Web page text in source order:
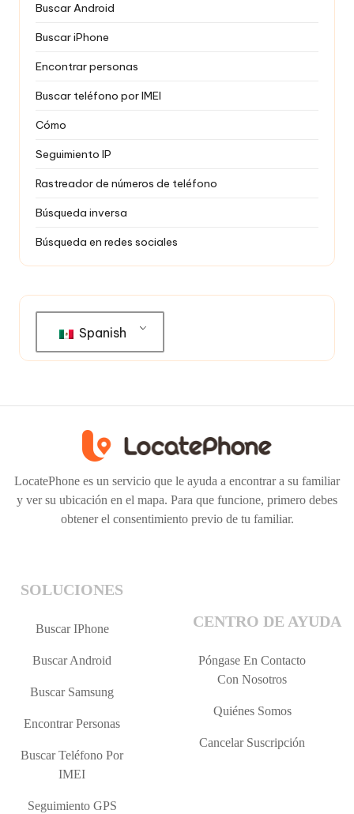
Buscar Android
Buscar iPhone
Encontrar personas
Buscar teléfono por IMEI
Cómo
Seguimiento IP
Rastreador de números de teléfono
Búsqueda inversa
Búsqueda en redes sociales
Spanish
LocatePhone es un servicio que le ayuda a encontrar a su familiar
y ver su ubicación en el mapa. Para que funcione, primero debes
obtener el consentimiento previo de tu familiar.
SOLUCIONES
Buscar IPhone
Buscar Android
Buscar Samsung
Encontrar Personas
Buscar Teléfono Por
IMEI
Seguimiento GPS
CENTRO DE AYUDA
Póngase En Contacto
Con Nosotros
Quiénes Somos
Cancelar Suscripción